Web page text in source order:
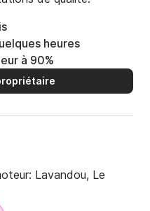
heures
à 90%
Lavandou, Le